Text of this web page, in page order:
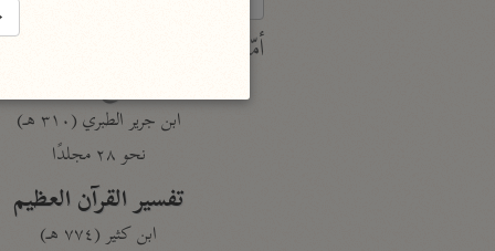
characters for results.
أمّهات
ابن جرير الطبري (٣١٠ هـ)
نحو ٢٨ مجلدًا
تفسير القرآن العظيم
ابن كثير (٧٧٤ هـ)